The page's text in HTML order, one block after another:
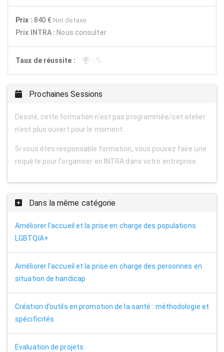
Prix : 840 € Net de taxe
Prix INTRA : Nous consulter
Taux de réussite : - %
Prochaines Sessions
Désolé, cette formation n'est pas programmée/cet atelier
n'est plus ouvert pour le moment.
Si vous êtes responsable formation, vous pouvez faire une
requête pour l'organiser en INTRA dans votre entreprise.
Dans la même catégorie
Améliorer l'accueil et la prise en charge des populations
LGBTQIA+
Améliorer l’accueil et la prise en charge des personnes en
situation de handicap
Création d’outils en promotion de la santé : méthodologie et
spécificités
Evaluation de projets